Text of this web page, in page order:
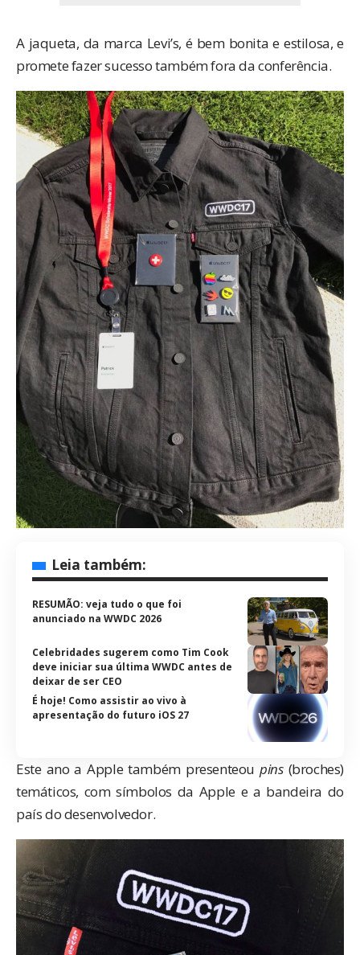
A jaqueta, da marca Levi’s, é bem bonita e estilosa, e
promete fazer sucesso também fora da conferência.
Leia também:
RESUMÃO: veja tudo o que foi
anunciado na WWDC 2026
Celebridades sugerem como Tim Cook
deve iniciar sua última WWDC antes de
deixar de ser CEO
É hoje! Como assistir ao vivo à
apresentação do futuro iOS 27
Este ano a Apple também presenteoupins(broches)
temáticos, com símbolos da Apple e a bandeira do
país do desenvolvedor.